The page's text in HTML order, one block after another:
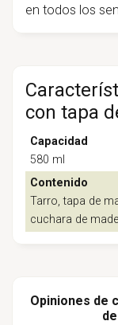
en todos los
con tapa
Capacidad
580 ml
Contenido
Tarro, tapa de
cuchara de
Opiniones de